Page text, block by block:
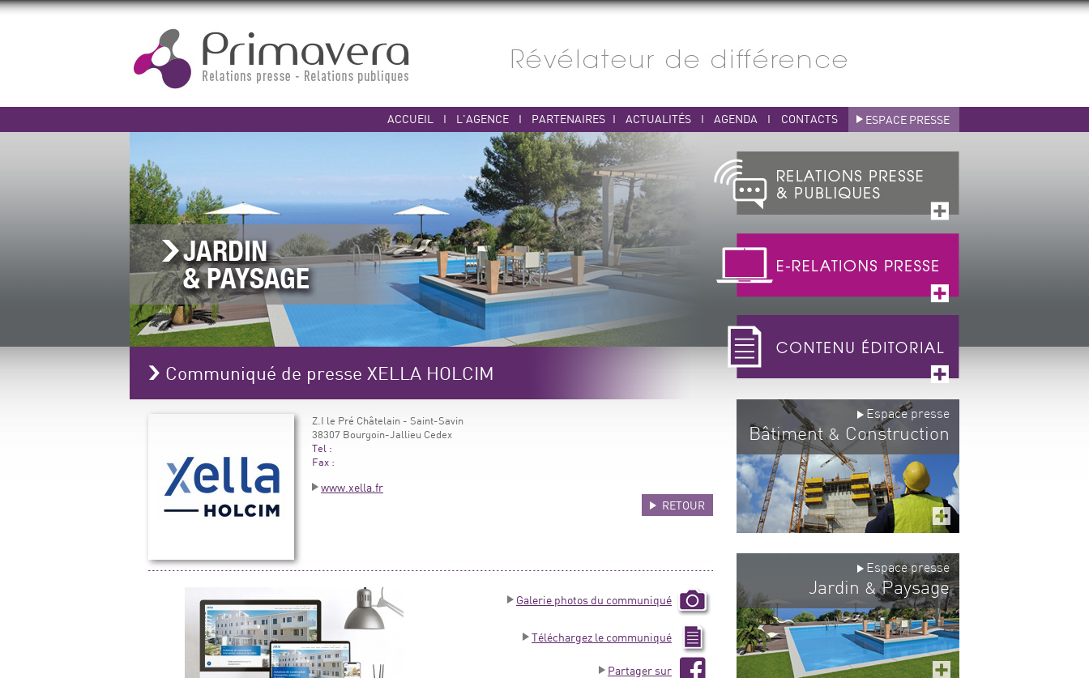
ACCUEIL I L'AGENCE I PARTENAIRES I ACTUALITÉS I AGENDA I CONTACTS ESPACE PRESSE
Communiqué de presse XELLA HOLCIM
Z.I le Pré Châtelain - Saint-Savin
38307 Bourgoin-Jallieu Cedex
Tel :
Fax :
www.xella.fr
RETOUR
Galerie photos du communiqué
Téléchargez le communiqué
Partager sur
Espace presse
Bâtiment& Construction
Espace presse
Jardin &Paysage